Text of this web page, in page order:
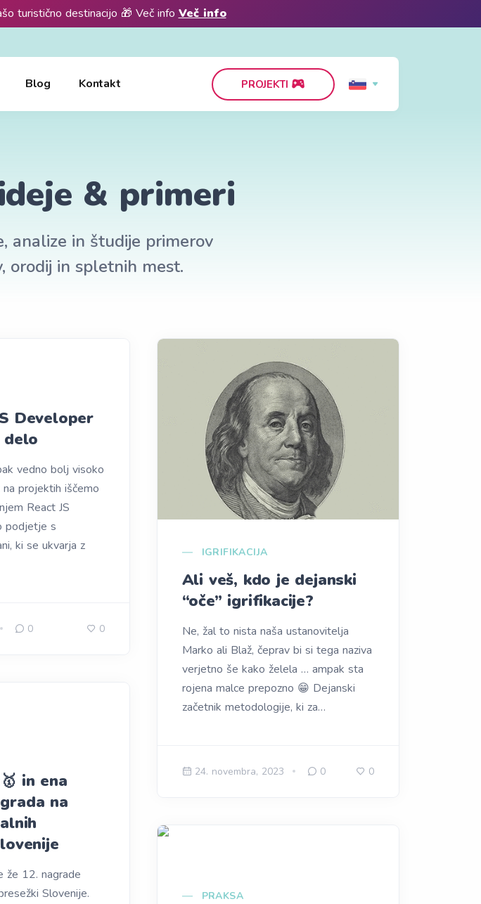
turistično destinacijo 🎁 Več info Več info
Blog Kontakt PROJEKTI
& primeri
analize in študije primerov
orodij in spletnih mest.
Developer
vedno bolj visoko
projektih iščemo
React JS
podjetje s
ki se ukvarja z
0 0
IGRIFIKACIJA
Ali veš, kdo je dejanski
“oče” igrifikacije?
Ne, žal to nista naša ustanovitelja
Marko ali Blaž, čeprav bi si tega naziva
verjetno še kako želela … ampak sta
rojena malce prepozno 😁 Dejanski
začetnik metodologije, ki za…
24. novembra, 2023 0 0
in ena
na
že 12. nagrade
Slovenije.
PRAKSA